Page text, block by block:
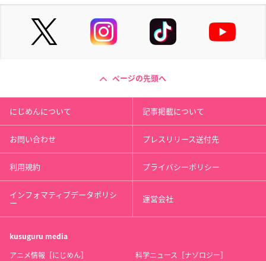
ページの先頭へ
にじめんについて 記事掲載について
お問い合わせ プレスリリース送付先
利用規約 プライバシーポリシー
インフォマティブデータポリシ
ー 運営会社
kusuguru media
アニメ情報［にじめん］ 科学ニュース［ナゾロジー］